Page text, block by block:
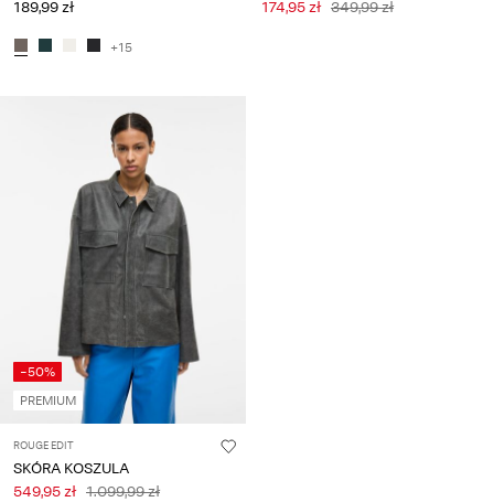
189,99 zł
+15
174,95 zł 349,99 zł
-50%
PREMIUM
ROUGE EDIT
SKÓRA KOSZULA
549,95 zł 1.099,99 zł